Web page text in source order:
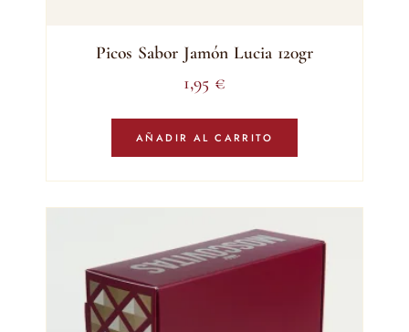
Picos Sabor Jamón Lucia 120gr
1,95 €
AÑADIR AL CARRITO